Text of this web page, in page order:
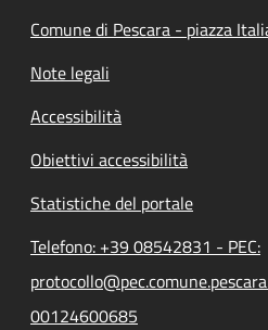
Comune di Pescara - piazza
Note legali
Accessibilità
Obiettivi accessibilità
Statistiche del portale
Telefono: +39 08542831 - PEC:
00124600685